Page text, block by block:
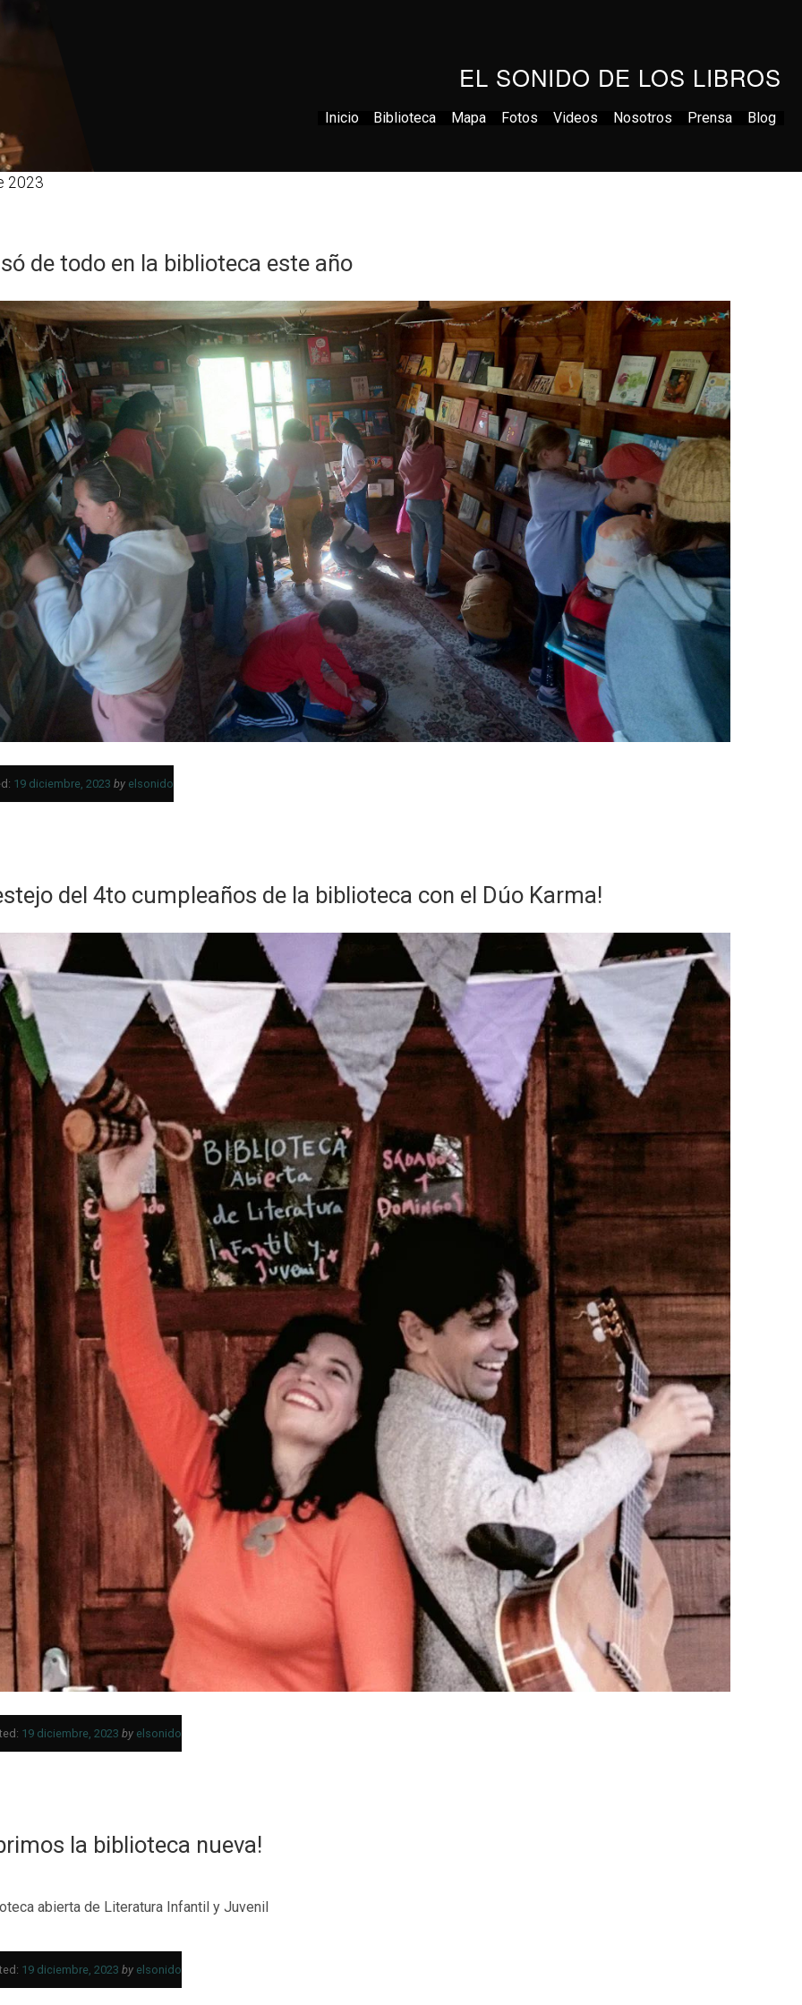
EL SONIDO DE LOS LIBROS
Blog
Prensa
Nosotros
Videos
Fotos
Mapa
Biblioteca
Inicio
2023
de todo en la biblioteca este año
19 diciembre, 2023 by elsonido
del 4to cumpleaños de la biblioteca con el Dúo Karma!
19 diciembre, 2023 by elsonido
la biblioteca nueva!
abierta de Literatura Infantil y Juvenil
19 diciembre, 2023 by elsonido